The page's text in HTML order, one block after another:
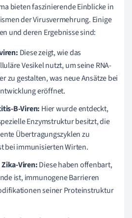
bieten faszinierende Einblicke in
der Virusvermehrung. Einige
und deren Ergebnisse sind:
Diese zeigt, wie das
Vesikel nutzt, um seine RNA-
zu gestalten, was neue Ansätze bei
eröffnet.
B-Viren: Hier wurde entdeckt,
Enzymstruktur besitzt, die
Übertragungszyklen zu
bei immunisierten Wirten.
Viren:Diese haben offenbart,
ist, immunogene Barrieren
seiner Proteinstruktur